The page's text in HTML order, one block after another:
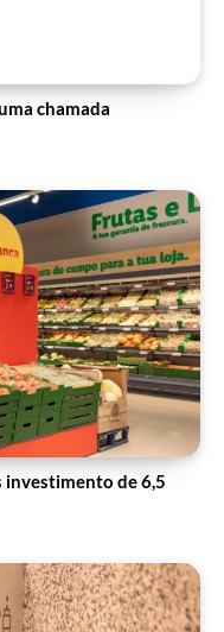
chamada
investimento de 6,5